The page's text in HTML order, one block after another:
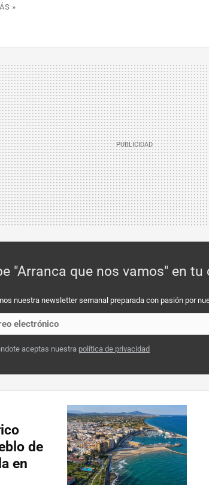
»
"Arranca que nos vamos" en tu
nuestra newsletter semanal preparada con pasión por
aceptas nuestra política de privacidad
de
en